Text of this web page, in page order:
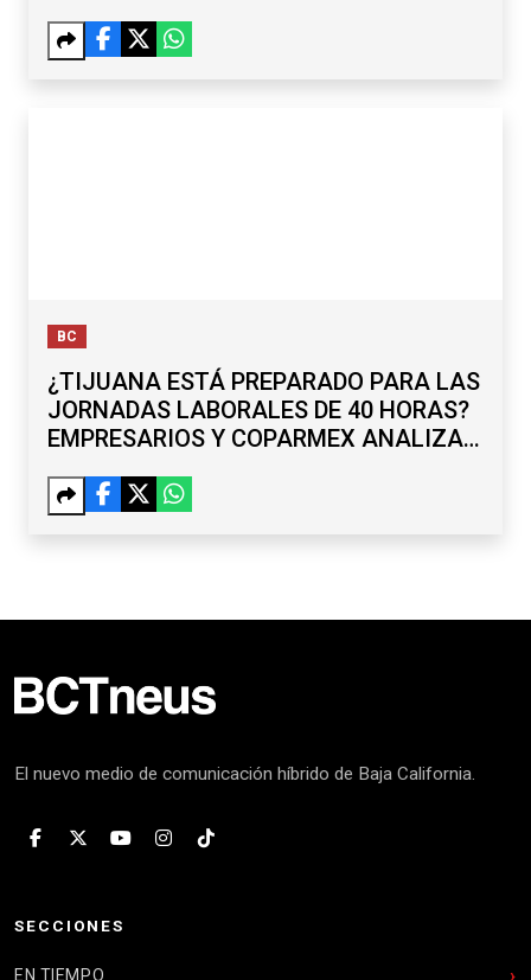
BC
¿TIJUANA ESTÁ PREPARADO PARA LAS
JORNADAS LABORALES DE 40 HORAS?
EMPRESARIOS Y COPARMEX ANALIZAN
El nuevo medio de comunicación híbrido de Baja California.
SECCIONES
EN TIEMPO